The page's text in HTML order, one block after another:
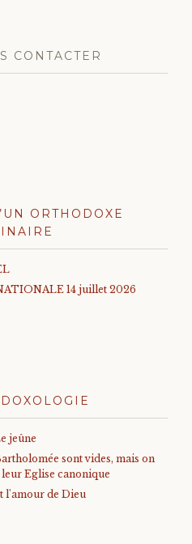
CONTACTER
ORTHODOXE
14 juillet 2026
jeûne
sont vides, mais on
Eglise canonique
l'amour de Dieu